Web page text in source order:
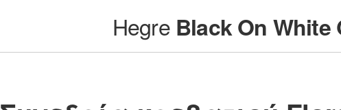
Hegre Black On White